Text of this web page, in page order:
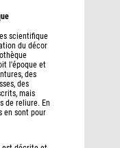
scientifique
du décor
l'époque et
des
des
mais
de reliure. En
en sont pour